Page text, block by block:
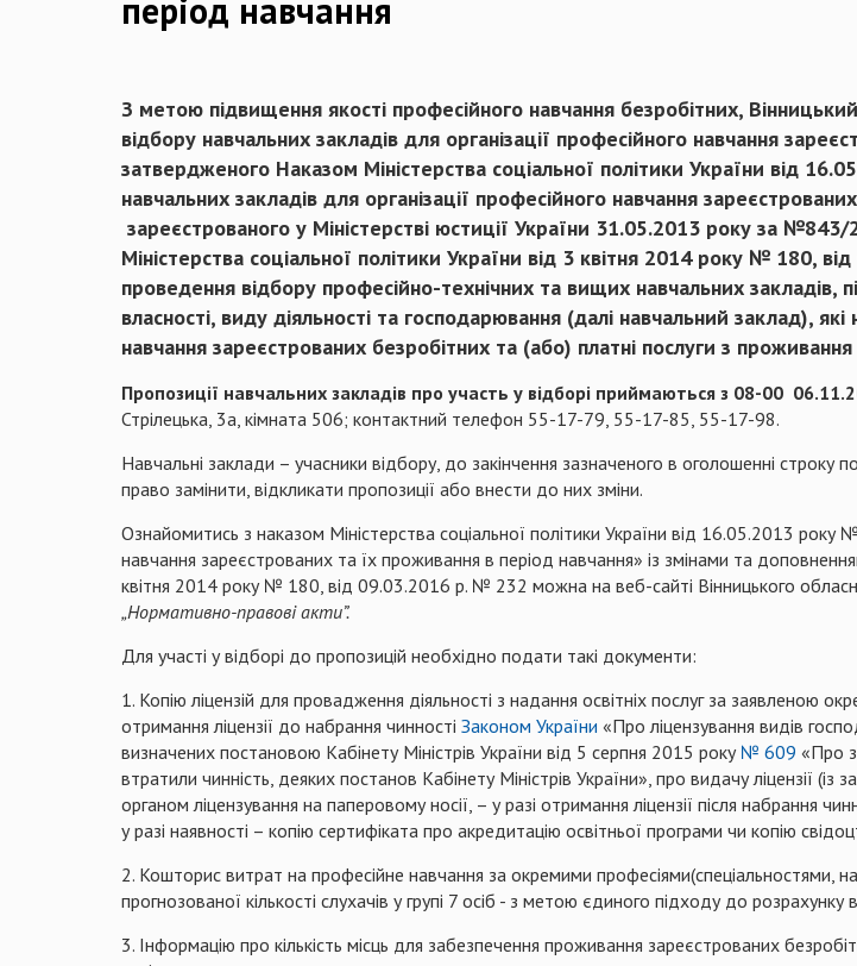
період навчання
З метою підвищення якості професійного навчання безробітних,
відбору навчальних закладів для організації професійного навчання
затвердженого Наказом Міністерства соціальної політики України від
навчальних закладів для організації професійного навчання
зареєстрованого у Міністерстві юстиції України 31.05.2013 року за
Міністерства соціальної політики України від 3 квітня 2014 року № 180,
проведення відбору професійно-технічних та вищих навчальних закладів,
власності, виду діяльності та господарювання (далі навчальний заклад), які
навчання зареєстрованих безробітних та (або) платні послуги з
Пропозиції навчальних закладів про участь у відборі приймаються з 08-00
Стрілецька, 3а, кімната 506; контактний телефон 55-17-79, 55-17-85, 55-17-98.
Навчальні заклади – учасники відбору, до закінчення зазначеного в оголошенні строку
право замінити, відкликати пропозиції або внести до них зміни.
Ознайомитись з наказом Міністерства соціальної політики України від 16.05.2013 року
навчання зареєстрованих та їх проживання в період навчання» із змінами та
квітня 2014 року № 180, від 09.03.2016 р. № 232 можна на веб-сайті Вінницького
„Нормативно-правові акти”.
Для участі у відборі до пропозицій необхідно подати такі документи:
1. Копію ліцензій для провадження діяльності з надання освітніх послуг за заявленою
отримання ліцензії до набрання чинності Законом України «Про ліцензування видів
визначених постановою Кабінету Міністрів України від 5 серпня 2015 року № 609 «Про
втратили чинність, деяких постанов Кабінету Міністрів України», про видачу ліцензії (із
органом ліцензування на паперовому носії, – у разі отримання ліцензії після набрання
у разі наявності – копію сертифіката про акредитацію освітньої програми чи копію
2. Кошторис витрат на професійне навчання за окремими професіями(спеціальностями,
прогнозованої кількості слухачів у групі 7 осіб - з метою єдиного підходу до розрахунку
3. Інформацію про кількість місць для забезпечення проживання зареєстрованих